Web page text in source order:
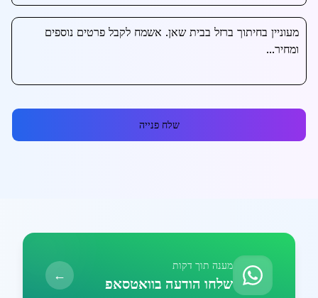
שלח פנייה
מענה תוך דקות
שלחו הודעה בוואטסאפ ←